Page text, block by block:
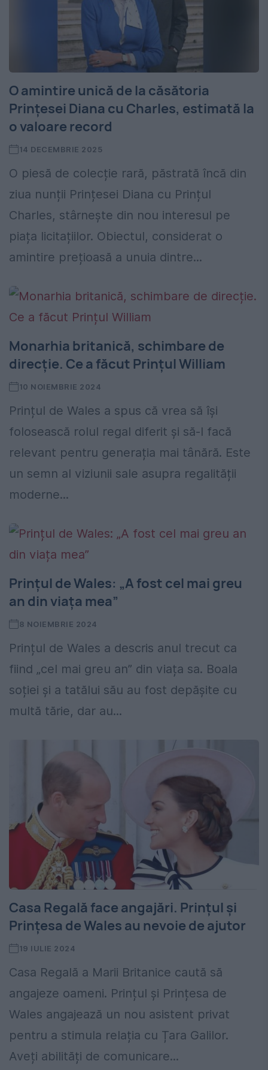
O amintire unică de la căsătoria
Prințesei Diana cu Charles, estimată la
o valoare record
14 DECEMBRIE 2025
O piesă de colecție rară, păstrată încă din
ziua nunții Prințesei Diana cu Prințul
Charles, stârnește din nou interesul pe
piața licitațiilor. Obiectul, considerat o
amintire prețioasă a unuia dintre...
Monarhia britanică, schimbare de
direcție. Ce a făcut Prințul William
10 NOIEMBRIE 2024
Prințul de Wales a spus că vrea să își
folosească rolul regal diferit și să-l facă
relevant pentru generația mai tânără. Este
un semn al viziunii sale asupra regalității
moderne...
Prințul de Wales: „A fost cel mai greu
an din viața mea”
8 NOIEMBRIE 2024
Prințul de Wales a descris anul trecut ca
fiind „cel mai greu an” din viața sa. Boala
soției și a tatălui său au fost depășite cu
multă tărie, dar au...
Casa Regală face angajări. Prințul și
Prințesa de Wales au nevoie de ajutor
19 IULIE 2024
Casa Regală a Marii Britanice caută să
angajeze oameni. Prințul și Prințesa de
Wales angajează un nou asistent privat
pentru a stimula relația cu Țara Galilor.
Aveți abilități de comunicare...